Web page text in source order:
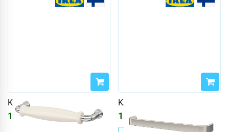
KLINGSTORP
1247₽
KALERUM
1870